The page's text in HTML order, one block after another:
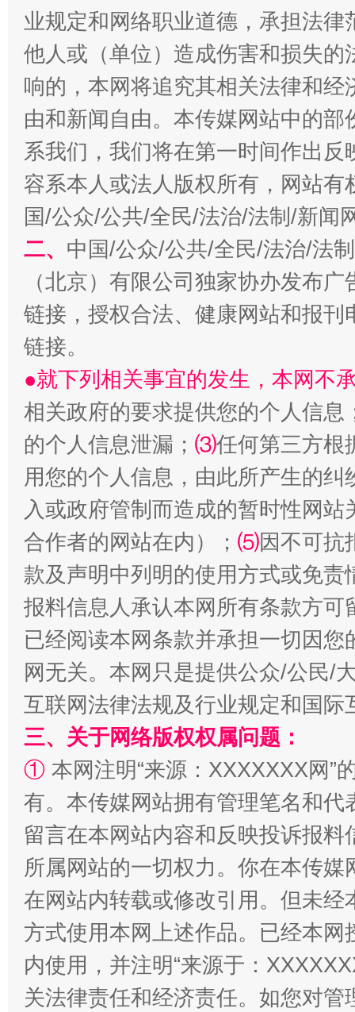
“刷贴”乱象丛生
生
揭批美国五大"原罪" "炒
解纷+调解+退费，一次搞定
站台名比不上好声名
业规定和网络职业道德，承担法
他人或（单位）造成伤害和损失
响的，本网将追究其相关法律和
由和新闻自由。本传媒网站中的
系我们，我们将在第一时间作出
容系本人或法人版权所有，网站
国/公众/公共/全民/法治/法制/新闻
二、 中国/公众/公共/全民/法治/法
（北京）有限公司独家协办发布
链接，授权合法、健康网站和报
链接。
●就下列相关事宜的发生，本网不
相关政府的要求提供您的个人信息
的个人信息泄漏； ⑶任何第三方根
用您的个人信息，由此所产生的纠
入或政府管制而造成的暂时性网
合作者的网站在内）； ⑸因不可抗
款及声明中列明的使用方式或免责
报料信息人承认本网所有条款方
已经阅读本网条款并承担一切因
网无关。本网只是提供公众/公民/
互联网法律法规及行业规定和国
三、关于网络版权权属问题：
① 本网注明“来源：XXXXXXX网”
有。本传媒网站拥有管理笔名和
留言在本网站内容和反映投诉报
所属网站的一切权力。你在本传
在网站内转载或修改引用。但未
方式使用本网上述作品。已经本
内使用，并注明“来源于：
关法律责任和经济责任。如您对